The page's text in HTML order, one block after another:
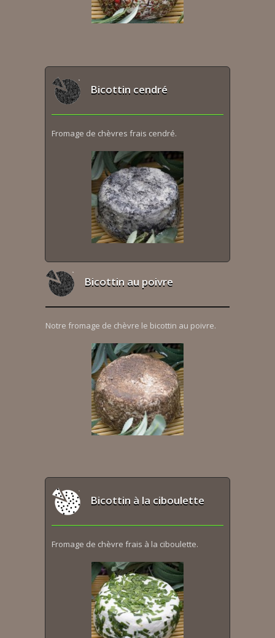
Bicottin cendré
Fromage de chèvres frais cendré.
Bicottin au poivre
Notre fromage de chèvre le bicottin au poivre.
Bicottin à la ciboulette
Fromage de chèvre frais à la ciboulette.